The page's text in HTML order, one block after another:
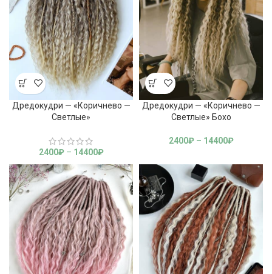
Дредокудри — «Коричнево —
Светлые»
2400₽ – 14400₽
Дредокудри — «Коричнево —
Светлые» Бохо
2400₽ – 14400₽